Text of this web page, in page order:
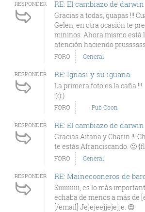
RESPONDER RE: El cambiazo de darwin
Gracias a todas, guapas !!!
Gelen, en otra ocasión te
mininos. Ahora mismo está
atención haciendo
FORO General
RESPONDER RE: Ignasi y su iguana
La primera foto es la caña !!!
:):):)
FORO Pub Coon
RESPONDER RE: El cambiazo de darwin
Gracias Aitana y Charin !!!
te estás Afranciscando. 🙂
FORO General
RESPONDER RE: Mainecooneros de
Siiiiiiiiiii, es lo más
echaba de menos a más de
[/email] Jejejeejjejejje. 😍